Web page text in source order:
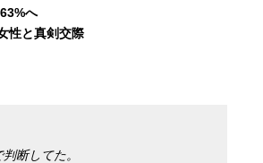
へ
性と真剣交際
断してた。